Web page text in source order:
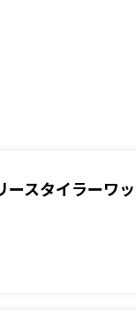
ースタイラーワ